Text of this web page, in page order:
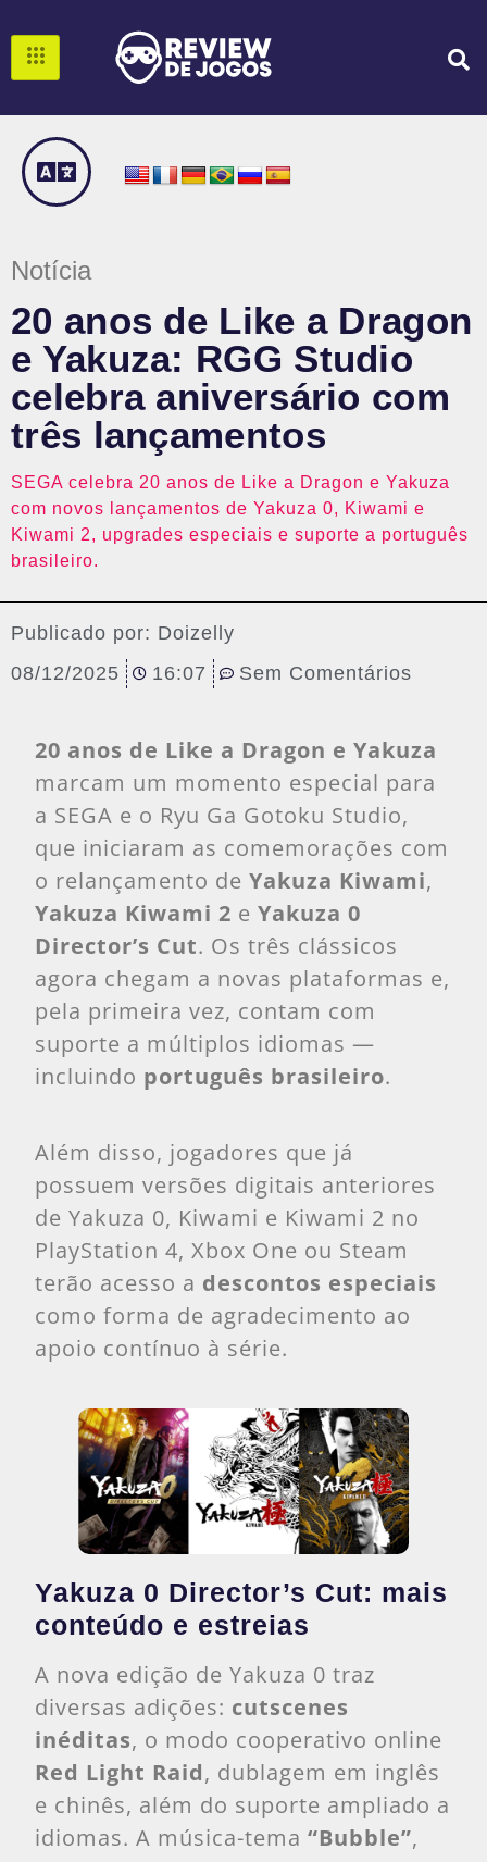
Notícia
20 anos de Like a Dragon
e Yakuza: RGG Studio
celebra aniversário com
três lançamentos
SEGA celebra 20 anos de Like a Dragon e Yakuza
com novos lançamentos de Yakuza 0, Kiwami e
Kiwami 2, upgrades especiais e suporte a português
brasileiro.
Publicado por: Doizelly
08/12/2025
16:07 Sem Comentários
20 anos de Like a Dragon e Yakuza
marcam um momento especial para
a SEGA e o Ryu Ga Gotoku Studio,
que iniciaram as comemorações com
o relançamento de Yakuza Kiwami,
Yakuza Kiwami 2 e Yakuza 0
Director’s Cut. Os três clássicos
agora chegam a novas plataformas e,
pela primeira vez, contam com
suporte a múltiplos idiomas —
incluindo português brasileiro.
Além disso, jogadores que já
possuem versões digitais anteriores
de Yakuza 0, Kiwami e Kiwami 2 no
PlayStation 4, Xbox One ou Steam
terão acesso a descontos especiais
como forma de agradecimento ao
apoio contínuo à série.
Yakuza 0 Director’s Cut: mais
conteúdo e estreias
A nova edição de Yakuza 0 traz
diversas adições: cutscenes
inéditas, o modo cooperativo online
Red Light Raid, dublagem em inglês
e chinês, além do suporte ampliado a
idiomas. A música-tema “Bubble”,